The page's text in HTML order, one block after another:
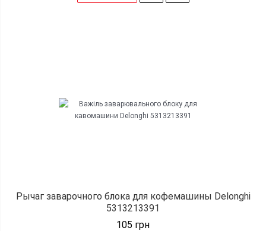
Рычаг заварочного блока для кофемашины Delonghi
5313213391
105 грн